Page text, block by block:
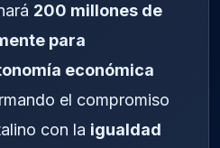
200 millones de
para
económica
el compromiso
con la igualdad